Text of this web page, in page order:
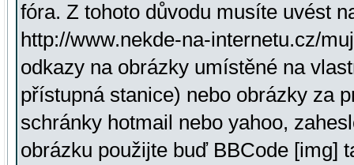
fóra. Z tohoto důvodu musíte uvést
http://www.nekde-na-internetu.cz/
odkazy na obrázky umístěné na
přístupná stanice) nebo obrázky za
schránky hotmail nebo yahoo,
obrázku použijte buď BBCode [img]